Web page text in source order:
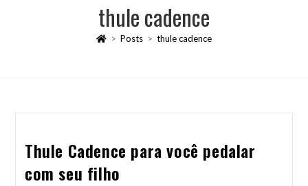
thule cadence
> Posts > thule cadence
Thule Cadence para você pedalar
com seu filho